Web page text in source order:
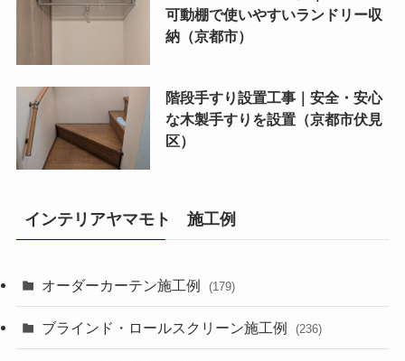
可動棚で使いやすいランドリー収
納（京都市）
階段手すり設置工事｜安全・安心
な木製手すりを設置（京都市伏見
区）
インテリアヤマモト 施工例
オーダーカーテン施工例 (179)
ブラインド・ロールスクリーン施工例 (236)